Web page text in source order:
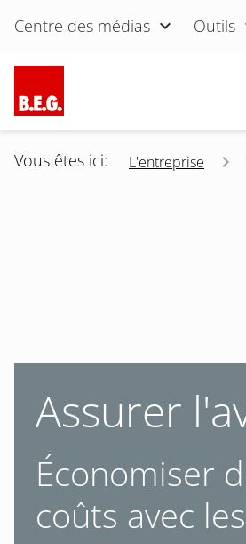
Aller au contenu
Centre des médias Outils
Vous êtes ici: L'entreprise
Assurer
Économiser
coûts avec